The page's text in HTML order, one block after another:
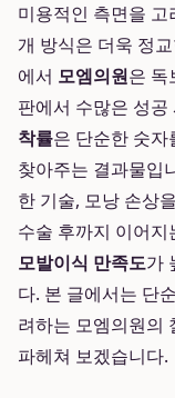
미용적인 측면을
개 방식은 더욱 정
에서 모엠의원은 독
판에서 수많은 성
착률은 단순한 숫자
찾아주는 결과물입
한 기술, 모낭 손상
수술 후까지 이어
모발이식 만족도가
다. 본 글에서는 단
려하는 모엠의원의
파헤쳐 보겠습니다.